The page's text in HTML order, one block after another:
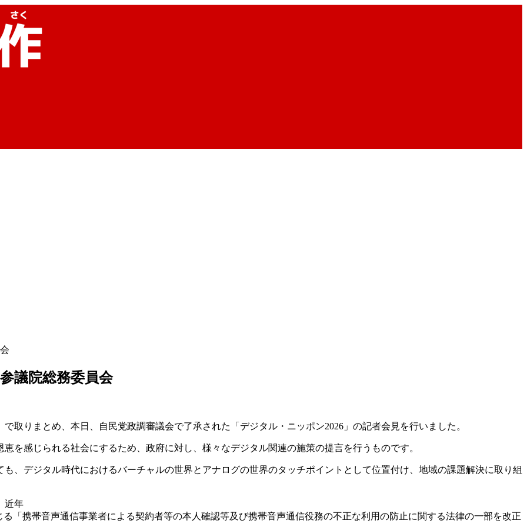
議院総務委員会
取りまとめ、本日、自民党政調審議会で了承された「デジタル・ニッポン2026」の記者会見を行いました。
を感じられる社会にするため、政府に対し、様々なデジタル関連の施策の提言を行うものです。
、デジタル時代におけるバーチャルの世界とアナログの世界のタッチポイントとして位置付け、地域の課題解決に取り組
近年
「携帯音声通信事業者による契約者等の本人確認等及び携帯音声通信役務の不正な利用の防止に関する法律の一部を改正